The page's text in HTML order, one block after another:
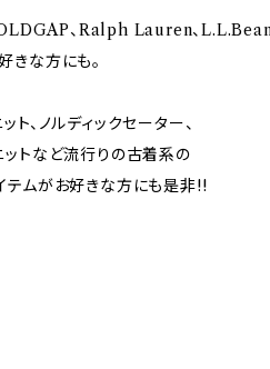
、Ralph Lauren、
きな方にも。
ト、ノルディックセーター、
ットなど流行りの古着系の
テムがお好きな方にも是非!!